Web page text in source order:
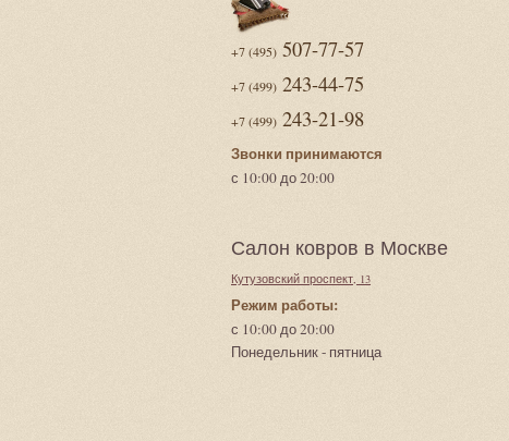
+7 (495) 507-77-57
+7 (499) 243-44-75
+7 (499) 243-21-98
Звонки принимаются
с 10:00 до 20:00
Салон ковров в Москве
Кутузовский проспект, 13
Режим работы:
с 10:00 до 20:00
Понедельник - пятница